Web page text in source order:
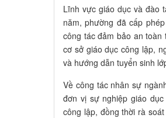
Lĩnh vực giáo dục và đào
năm, phường đã cấp
công tác đảm bảo an
cơ sở giáo dục công lập,
và hướng dẫn tuyển sinh
Về công tác nhân sự
đơn vị sự nghiệp giáo
công lập, đồng thời rà